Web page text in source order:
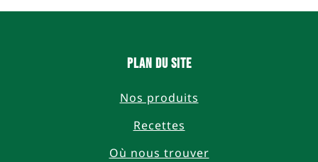
Plan du site
Nos produits
Recettes
Où nous trouver